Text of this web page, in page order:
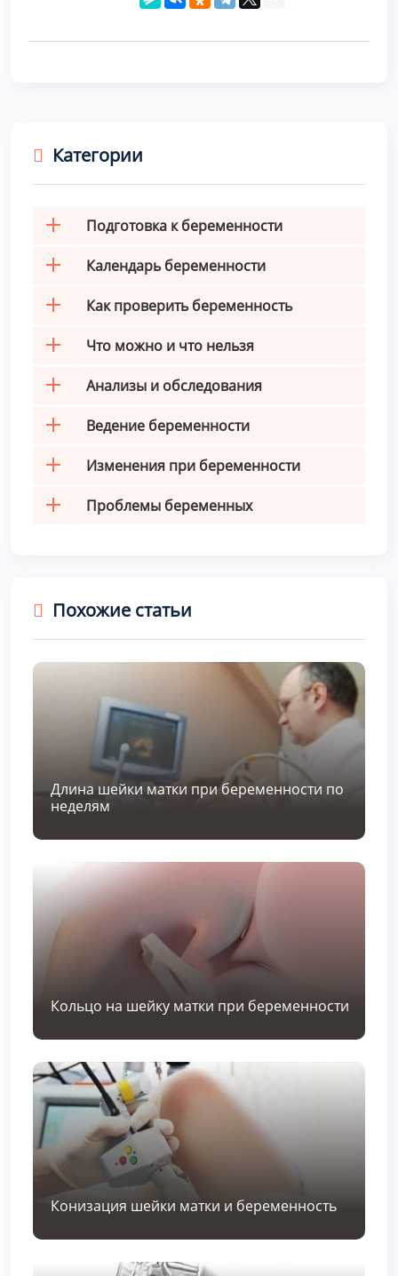
Категории
Подготовка к беременности
Календарь беременности
Как проверить беременность
Что можно и что нельзя
Анализы и обследования
Ведение беременности
Изменения при беременности
Проблемы беременных
Похожие статьи
Длина шейки матки при беременности по
неделям
Кольцо на шейку матки при беременности
Конизация шейки матки и беременность